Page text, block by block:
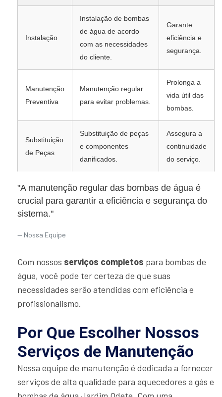
Instalação
Instalação de bombas
de água de acordo
com as necessidades
do cliente.
Garante
eficiência e
segurança.
Manutenção
Preventiva
Manutenção regular
para evitar problemas.
Prolonga a
vida útil das
bombas.
Substituição
de Peças
Substituição de peças
e componentes
danificados.
Assegura a
continuidade
do serviço.
"A manutenção regular das bombas de água é
crucial para garantir a eficiência e segurança do
sistema."
Nossa Equipe
Com nossos serviços completos para bombas de
água, você pode ter certeza de que suas
necessidades serão atendidas com eficiência e
profissionalismo.
Por Que Escolher Nossos
Serviços de Manutenção
Nossa equipe de manutenção é dedicada a fornecer
serviços de alta qualidade para aquecedores a gás e